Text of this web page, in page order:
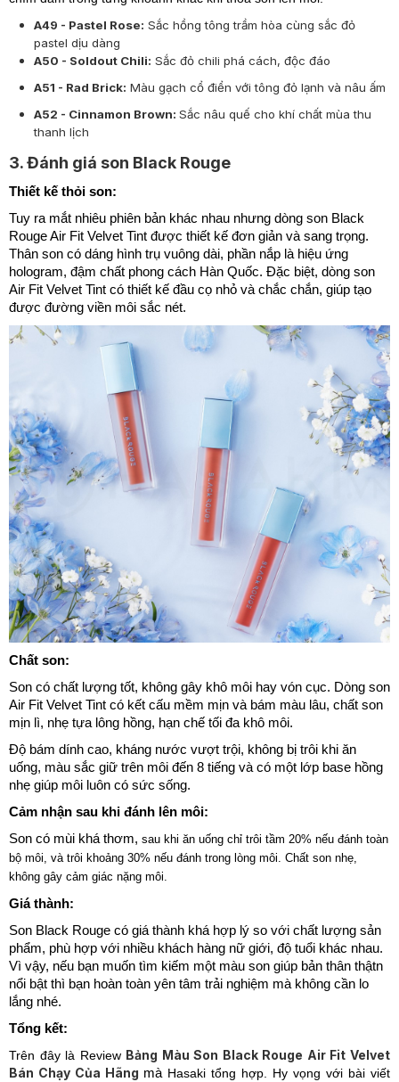
A49 - Pastel Rose: Sắc hồng tông trầm hòa cùng sắc đỏ
pastel dịu dàng
A50 - Soldout Chili: Sắc đỏ chili phá cách, độc đáo
A51 - Rad Brick: Màu gạch cổ điển với tông đỏ lạnh và nâu ấm
A52 - Cinnamon Brown: Sắc nâu quế cho khí chất mùa thu
thanh lịch
3. Đánh giá son Black Rouge
Thiết kế thỏi son:
Tuy ra mắt nhiêu phiên bản khác nhau nhưng dòng son Black
Rouge Air Fit Velvet Tint được thiết kế đơn giản và sang trọng.
Thân son có dáng hình trụ vuông dài, phần nắp là hiệu ứng
hologram, đậm chất phong cách Hàn Quốc. Đặc biệt, dòng son
Air Fit Velvet Tint có thiết kế đầu cọ nhỏ và chắc chắn, giúp tạo
được đường viền môi sắc nét.
Chất son:
Son có chất lượng tốt, không gây khô môi hay vón cục. Dòng son
Air Fit Velvet Tint có kết cấu mềm mịn và bám màu lâu, chất son
mịn lì, nhẹ tựa lông hồng, hạn chế tối đa khô môi.
Độ bám dính cao, kháng nước vượt trội, không bị trôi khi ăn
uống, màu sắc giữ trên môi đến 8 tiếng và có một lớp base hồng
nhẹ giúp môi luôn có sức sống.
Cảm nhận sau khi đánh lên môi:
Son có mùi khá thơm, sau khi ăn uống chỉ trôi tầm 20% nếu đánh toàn
bộ môi, và trôi khoảng 30% nếu đánh trong lòng môi. Chất son nhẹ,
không gây cảm giác nặng môi.
Giá thành:
Son Black Rouge có giá thành khá hợp lý so với chất lượng sản
phẩm, phù hợp với nhiều khách hàng nữ giới, độ tuổi khác nhau.
Vì vậy, nếu bạn muốn tìm kiếm một màu son giúp bản thân thậtn
nổi bật thì bạn hoàn toàn yên tâm trải nghiệm mà không cần lo
lắng nhé.
Tổng kết:
Trên đây là Review Bảng Màu Son Black Rouge Air Fit Velvet
Bán Chạy Của Hãng màHasaki tổng hợp. Hy vọng với bài viết